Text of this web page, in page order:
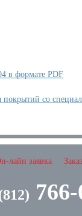
в формате PDF
покрытий со
лайн заявка